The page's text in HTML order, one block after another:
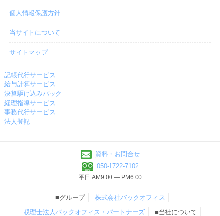
個人情報保護方針
当サイトについて
サイトマップ
記帳代行サービス
給与計算サービス
決算駆け込みパック
経理指導サービス
事務代行サービス
法人登記
資料・お問合せ
050-1722-7102
平日 AM9:00 ― PM6:00
■グループ
株式会社バックオフィス
税理士法人バックオフィス・パートナーズ
■当社について